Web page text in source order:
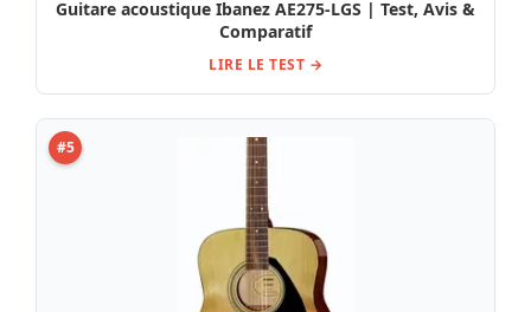
Guitare acoustique Ibanez AE275-LGS | Test, Avis &
Comparatif
LIRE LE TEST →
#5